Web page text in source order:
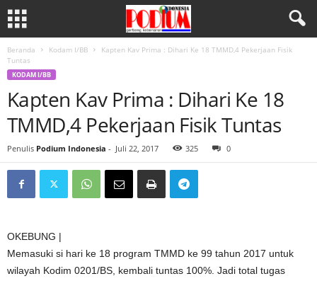
Beranda Kodam I/BB
Kapten Kav Prima : Dihari Ke 18 TMMD,4 Pekerjaan Fisik
Tuntas
KODAM I/BB
Kapten Kav Prima : Dihari Ke 18
TMMD,4 Pekerjaan Fisik Tuntas
Penulis Podium Indonesia - Juli 22, 2017 325 0
OKEBUNG |
Memasuki si hari ke 18 program TMMD ke 99 tahun 2017 untuk
wilayah Kodim 0201/BS, kembali tuntas 100%. Jadi total tugas